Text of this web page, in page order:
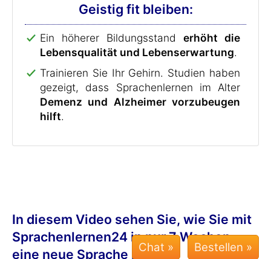
Geistig fit bleiben:
Ein höherer Bildungsstand erhöht die
Lebensqualität und Lebenserwartung.
Trainieren Sie Ihr Gehirn. Studien haben
gezeigt, dass Sprachenlernen im Alter
Demenz und Alzheimer vorzubeugen
hilft.
In diesem Video sehen Sie, wie Sie mit
Sprachenlernen24 in nur 7 Wochen
eine neue Sprache lernen:
Chat »